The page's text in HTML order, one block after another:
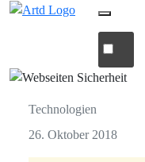
Details
Technologien
26. Oktober 2018